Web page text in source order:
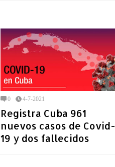
0 4-7-2021
Registra Cuba 961
nuevos casos de Covid-
19 y dos fallecidos